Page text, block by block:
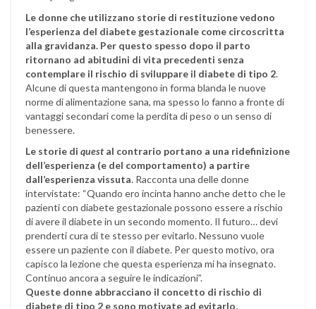
Le donne che utilizzano storie di restituzione vedono
l’esperienza del diabete gestazionale come circoscritta
alla gravidanza. Per questo spesso dopo il parto
ritornano ad abitudini di vita precedenti senza
contemplare il rischio di sviluppare il diabete di tipo 2.
Alcune di questa mantengono in forma blanda le nuove
norme di alimentazione sana, ma spesso lo fanno a fronte di
vantaggi secondari come la perdita di peso o un senso di
benessere.
Le storie di quest al contrario portano a una ridefinizione
dell’esperienza (e del comportamento) a partire
dall’esperienza vissuta. Racconta una delle donne
intervistate: “Quando ero incinta hanno anche detto che le
pazienti con diabete gestazionale possono essere a rischio
di avere il diabete in un secondo momento. Il futuro… devi
prenderti cura di te stesso per evitarlo. Nessuno vuole
essere un paziente con il diabete. Per questo motivo, ora
capisco la lezione che questa esperienza mi ha insegnato.
Continuo ancora a seguire le indicazioni”.
Queste donne abbracciano il concetto di rischio di
diabete di tipo 2 e sono motivate ad evitarlo,